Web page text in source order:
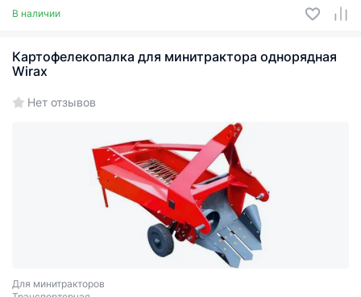
В наличии
Картофелекопалка для минитрактора однорядная
Wirax
Нет отзывов
Для минитракторов